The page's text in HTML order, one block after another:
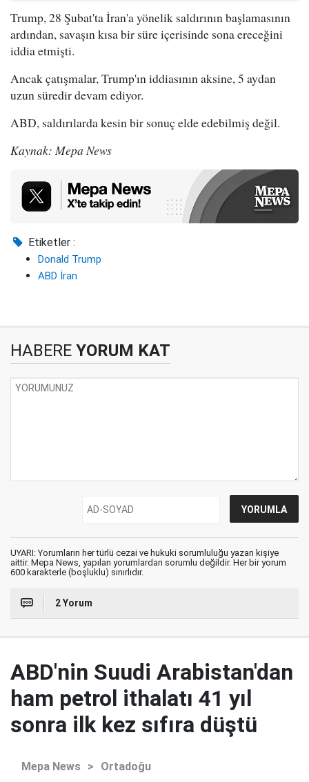
Trump, 28 Şubat'ta İran'a yönelik saldırının başlamasının
ardından, savaşın kısa bir süre içerisinde sona ereceğini
iddia etmişti.
Ancak çatışmalar, Trump'ın iddiasının aksine, 5 aydan
uzun süredir devam ediyor.
ABD, saldırılarda kesin bir sonuç elde edebilmiş değil.
Kaynak: Mepa News
Etiketler :
Donald Trump
ABD İran
HABERE YORUM KAT
UYARI: Yorumların her türlü cezai ve hukuki sorumluluğu yazan kişiye
aittir. Mepa News, yapılan yorumlardan sorumlu değildir. Her bir yorum
600 karakterle (boşluklu) sınırlıdır.
2 Yorum
ABD'nin Suudi Arabistan'dan
ham petrol ithalatı 41 yıl
sonra ilk kez sıfıra düştü
Mepa News > Ortadoğu